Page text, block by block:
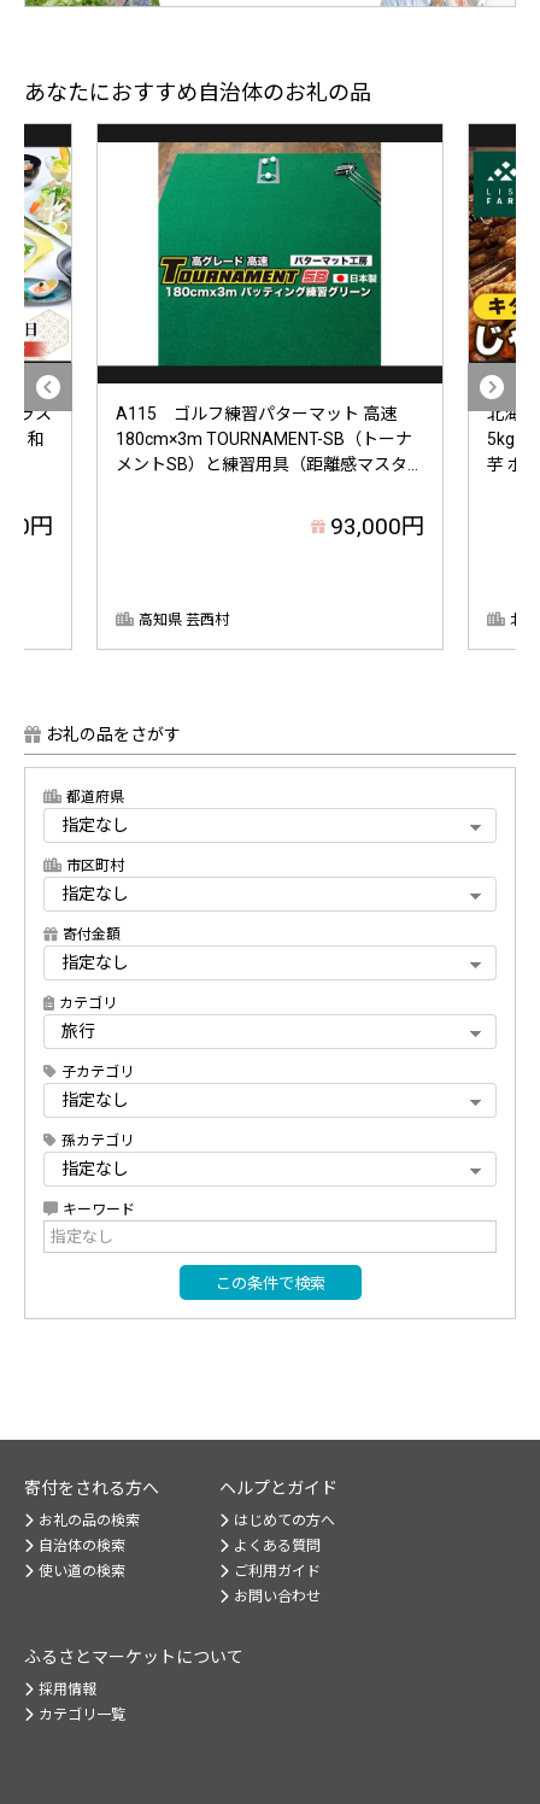
あなたにおすすめ自治体のお礼の品
ラス
ン 和
円
A115 ゴルフ練習パターマット 高速
180cm×3m TOURNAMENT-SB（トーナ
メントSB）と練習用具（距離感マスタ...
93,000円
高知県 芸西村
北海
5kg リ
芋 ポ
北
お礼の品をさがす
都道府県
市区町村
寄付金額
カテゴリ
子カテゴリ
孫カテゴリ
キーワード
この条件で検索
寄付をされる方へ
お礼の品の検索
自治体の検索
使い道の検索
ヘルプとガイド
はじめての方へ
よくある質問
ご利用ガイド
お問い合わせ
ふるさとマーケット について
採用情報
カテゴリ一覧